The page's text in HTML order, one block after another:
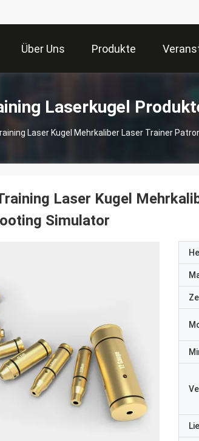
Über Uns Produkte
Laserkugel
Laser Kugel Mehrkaliber Laser Trainer
Laser Kugel
Simulator